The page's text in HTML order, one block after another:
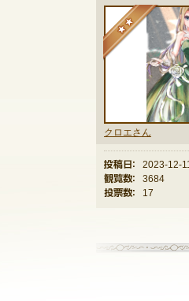
クロエさん
★★
投稿日：
2023-12-
観覧数：
3684
投票数：
17